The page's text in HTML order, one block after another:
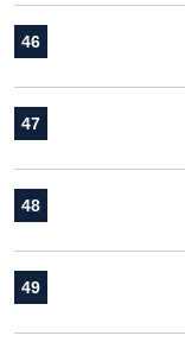
46
47
48
49